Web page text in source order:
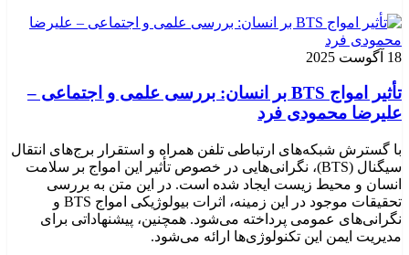
18 آگوست 2025
تأثیر امواج BTS بر انسان: بررسی علمی و اجتماعی –
علیرضا محمودی فرد
با گسترش شبکه‌های ارتباطی تلفن همراه و استقرار برج‌های انتقال
سیگنال (BTS)، نگرانی‌هایی در خصوص تأثیر این امواج بر سلامت
انسان و محیط زیست ایجاد شده است. در این متن به بررسی
تحقیقات موجود در این زمینه، اثرات بیولوژیکی امواج BTS و
نگرانی‌های عمومی پرداخته می‌شود. همچنین، پیشنهاداتی برای
مدیریت ایمن این تکنولوژی‌ها ارائه می‌شود.